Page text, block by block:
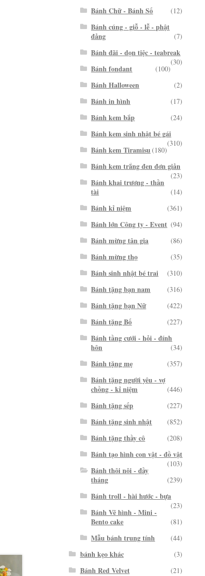
Bánh Chữ - Bánh Số (12)
Bánh cúng - giỗ - lễ - phật
đảng
(7)
Bánh đãi - dọn tiệc - teabreak
(30)
Bánh fondant (100)
Bánh Halloween (2)
Bánh in hình (17)
Bánh kem bắp (24)
Bánh kem sinh nhật bé gái
(310)
Bánh kem Tiramisu(180)
Bánh kem trắng đen đơn giản
(23)
Bánh khai trương - thần
tài
(14)
Bánh kỉ niệm (361)
Bánh lớn Công ty - Event (94)
Bánh mừng tân gia (86)
Bánh mừng thọ (35)
Bánh sinh nhật bé trai (310)
Bánh tặng bạn nam (316)
Bánh tặng bạn Nữ (422)
Bánh tặng Bố (227)
Bánh tầng cưới - hỏi - đính
hôn
(34)
Bánh tặng mẹ (357)
Bánh tặng người yêu - vợ
chồng - kỉ niệm
(446)
Bánh tặng sếp (227)
Bánh tặng sinh nhật (852)
Bánh tặng thầy cô (208)
Bánh tạo hình con vật - đồ vật
(103)
Bánh thôi nôi - đầy
tháng
(239)
Bánh troll - hài hước - bựa
(23)
Bánh Vẽ hình - Mini -
Bento cake
(81)
Mẫu bánh trung tính (44)
bánh kẹo khác (3)
Bánh Red Velvet (21)